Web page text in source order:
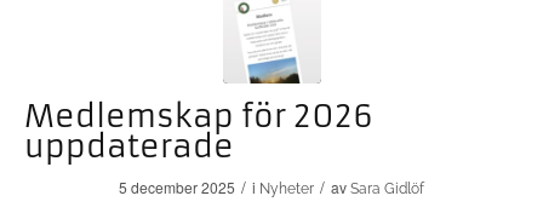
Medlemskap för 2026
uppdaterade
5 december 2025 / i Nyheter / av Sara Gidlöf